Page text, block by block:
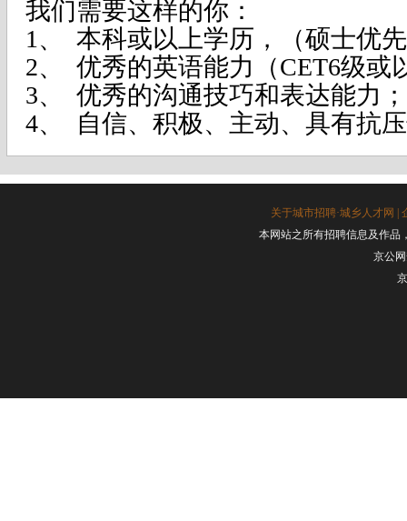
我们需要这样的你：
1、 本科或以上学历，（硕士优
2、 优秀的英语能力（CET6级或
3、 优秀的沟通技巧和表达能力；
4、 自信、积极、主动、具有抗
关于城市招聘·城乡人才网
本网站之所有招聘信息及作品
京公网